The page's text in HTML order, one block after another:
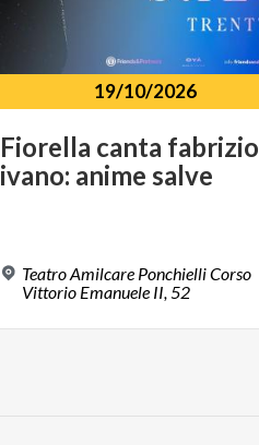
19/10/2026
Fiorella canta fabrizio
ivano: anime salve
Teatro Amilcare Ponchielli Corso
Vittorio Emanuele II, 52